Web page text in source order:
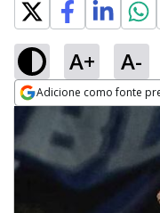
A+ A-
Adicione como fonte
Opens in new window